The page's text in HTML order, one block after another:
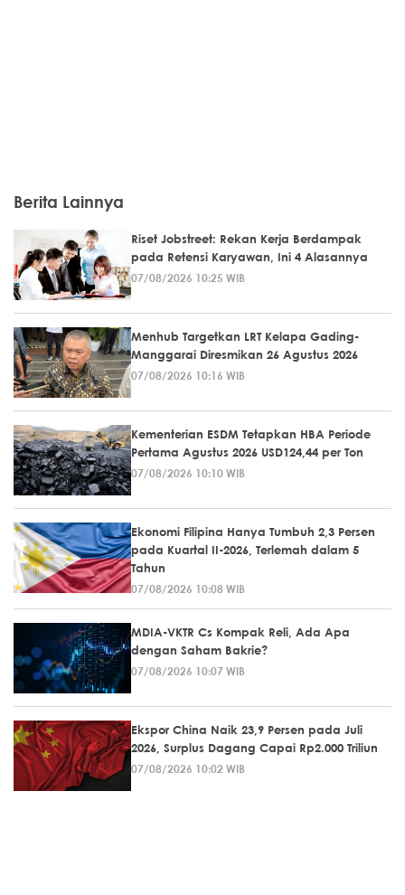
Berita Lainnya
Riset Jobstreet: Rekan Kerja Berdampak
pada Retensi Karyawan, Ini 4 Alasannya
07/08/2026 10:25 WIB
Menhub Targetkan LRT Kelapa Gading-
Manggarai Diresmikan 26 Agustus 2026
07/08/2026 10:16 WIB
Kementerian ESDM Tetapkan HBA Periode
Pertama Agustus 2026 USD124,44 per Ton
07/08/2026 10:10 WIB
Ekonomi Filipina Hanya Tumbuh 2,3 Persen
pada Kuartal II-2026, Terlemah dalam 5
Tahun
07/08/2026 10:08 WIB
MDIA-VKTR Cs Kompak Reli, Ada Apa
dengan Saham Bakrie?
07/08/2026 10:07 WIB
Ekspor China Naik 23,9 Persen pada Juli
2026, Surplus Dagang Capai Rp2.000 Triliun
07/08/2026 10:02 WIB